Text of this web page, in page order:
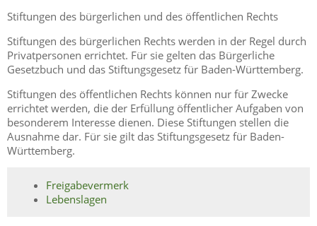
Stiftungen des bürgerlichen und des öffentlichen Rechts
Stiftungen des bürgerlichen Rechts werden in der Regel durch
Privatpersonen errichtet. Für sie gelten das Bürgerliche
Gesetzbuch und das Stiftungsgesetz für Baden-Württemberg.
Stiftungen des öffentlichen Rechts können nur für Zwecke
errichtet werden, die der Erfüllung öffentlicher Aufgaben von
besonderem Interesse dienen. Diese Stiftungen stellen die
Ausnahme dar. Für sie gilt das Stiftungsgesetz für Baden-
Württemberg.
Freigabevermerk
Lebenslagen